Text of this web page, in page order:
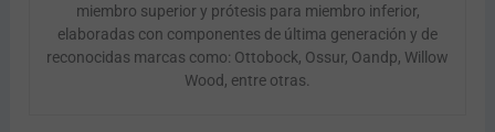
miembro superior y prótesis para miembro inferior,
elaboradas con componentes de última generación y de
reconocidas marcas como: Ottobock, Ossur, Oandp, Willow
Wood, entre otras.